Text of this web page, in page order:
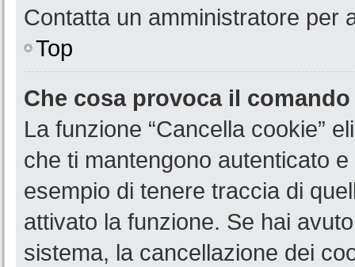
Contatta un amministratore per
Top
Che cosa provoca il
La funzione “Cancella cookie”
che ti mantengono autenticato
esempio di tenere traccia di
attivato la funzione. Se hai
sistema, la cancellazione dei